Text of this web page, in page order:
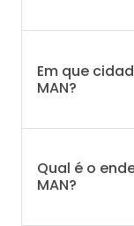
Em que
MAN?
Qual é o
MAN?